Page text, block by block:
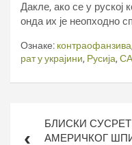
Дакле, ако се у руској
онда их је неопходно
Ознаке: контраофанзива
рат у украјини, Русија,
чланкаБЛИСКИ
АМЕРИЧКОГ